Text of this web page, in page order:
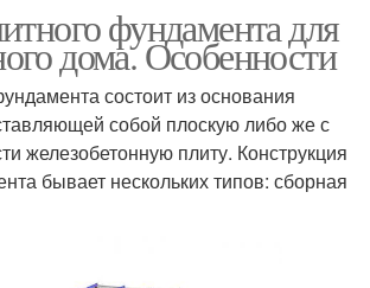
фундамента для
дома. Особенности
состоит из основания
собой плоскую либо же с
железобетонную плиту. Конструкция
бывает нескольких типов: сборная